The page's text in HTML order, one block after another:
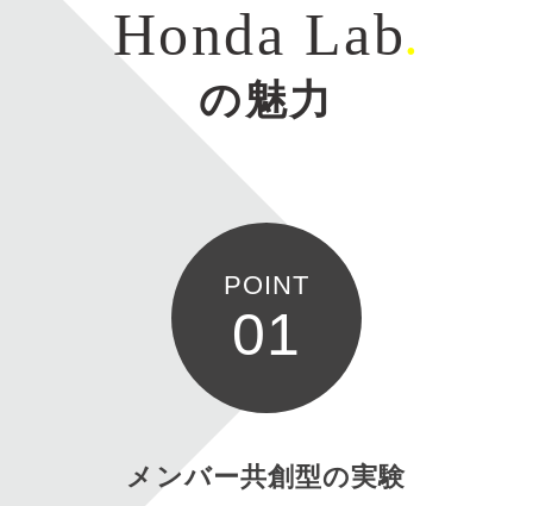
Honda Lab.
の魅力
POINT
01
メンバー共創型の実験